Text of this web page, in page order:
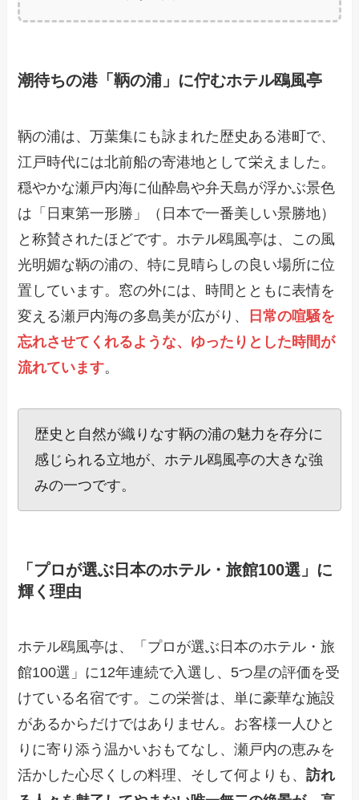
潮待ちの港「鞆の浦」に佇むホテル鴎風亭
鞆の浦は、万葉集にも詠まれた歴史ある港町で、
江戸時代には北前船の寄港地として栄えました。
穏やかな瀬戸内海に仙酔島や弁天島が浮かぶ景色
は「日東第一形勝」（日本で一番美しい景勝地）
と称賛されたほどです。ホテル鴎風亭は、この風
光明媚な鞆の浦の、特に見晴らしの良い場所に位
置しています。窓の外には、時間とともに表情を
変える瀬戸内海の多島美が広がり、
日常の喧騒を
忘れさせてくれるような、ゆったりとした時間が
流れています。
歴史と自然が織りなす鞆の浦の魅力を存分に
感じられる立地が、ホテル鴎風亭の大きな強
みの一つです。
「プロが選ぶ日本のホテル・旅館100選」に
輝く理由
ホテル鴎風亭は、「プロが選ぶ日本のホテル・旅
館100選」に12年連続で入選し、5つ星の評価を受
けている名宿です。この栄誉は、単に豪華な施設
があるからだけではありません。お客様一人ひと
りに寄り添う温かいおもてなし、瀬戸内の恵みを
活かした心尽くしの料理、そして何よりも、訪れ